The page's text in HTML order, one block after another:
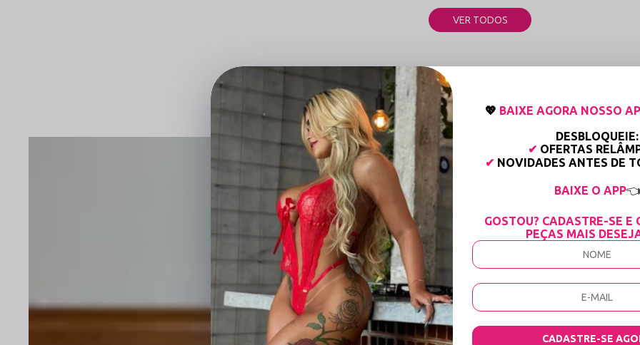
VER TODOS
NOSSAS CATEGORIAS
💖 BAIXE AGORA NOSSO
DESBLOQUEIE:
✔ OFERTAS
✔ NOVIDADES ANTES DE
BAIXE O APP👈
GOSTOU? CADASTRE-SE E
PEÇAS MAIS
CADASTRE-SE